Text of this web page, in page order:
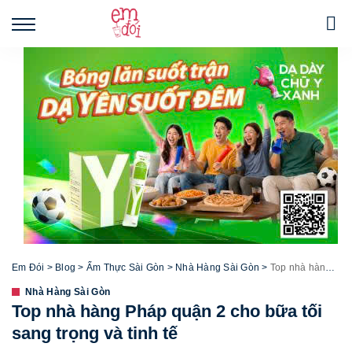
Em Đói > Blog > Ẩm Thực Sài Gòn > Nhà Hàng Sài Gòn > Top nhà hàng Pháp quận 2 cho bữa tối sang trọng và tinh tế
Nhà Hàng Sài Gòn
Top nhà hàng Pháp quận 2 cho bữa tối
sang trọng và tinh tế